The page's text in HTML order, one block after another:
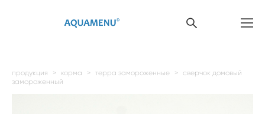
продукция > корма > терра замороженные > сверчок домовый
замороженный